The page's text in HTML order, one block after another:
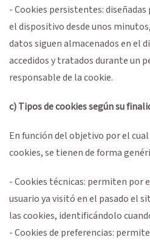
- Cookies persistentes:
el dispositivo desde unos
datos siguen almacenados en el
accedidos y tratados durante un
responsable de la cookie.
c) Tipos de cookies según su
En función del objetivo por el
cookies, se tienen de forma
- Cookies técnicas: permiten por
usuario ya visitó en el pasado el
las cookies, identificándolo
- Cookies de preferencias: